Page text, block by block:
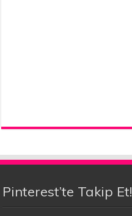
Pinterest’te Takip Et!